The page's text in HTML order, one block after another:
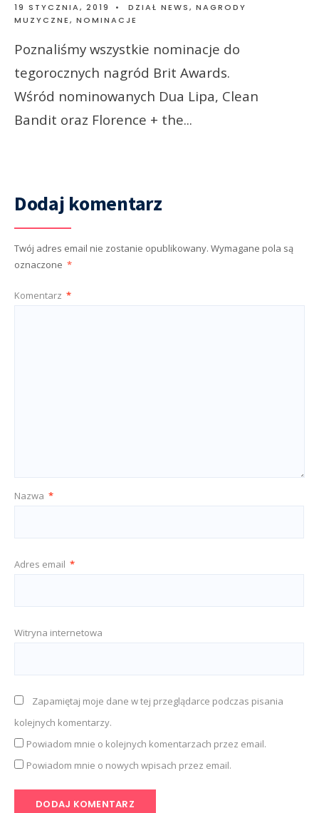
19 STYCZNIA, 2019 • DZIAŁ NEWS, NAGRODY
MUZYCZNE, NOMINACJE
Poznaliśmy wszystkie nominacje do
tegorocznych nagród Brit Awards.
Wśród nominowanych Dua Lipa, Clean
Bandit oraz Florence + the...
Dodaj komentarz
Twój adres email nie zostanie opublikowany. Wymagane pola są
oznaczone *
Komentarz *
Nazwa *
Adres email *
Witryna internetowa
Zapamiętaj moje dane w tej przeglądarce podczas pisania
kolejnych komentarzy.
Powiadom mnie o kolejnych komentarzach przez email.
Powiadom mnie o nowych wpisach przez email.